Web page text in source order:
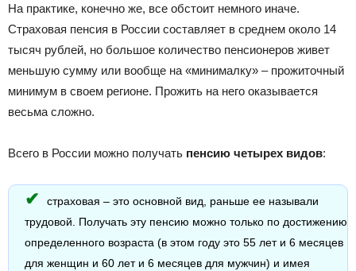
На практике, конечно же, все обстоит немного иначе.
Страховая пенсия в России составляет в среднем около 14
тысяч рублей, но большое количество пенсионеров живет
меньшую сумму или вообще на «минималку» – прожиточный
минимум в своем регионе. Прожить на него оказывается
весьма сложно.
Всего в России можно получать пенсию четырех видов:
страховая – это основной вид, раньше ее называли
трудовой. Получать эту пенсию можно только по достижению
определенного возраста (в этом году это 55 лет и 6 месяцев
для женщин и 60 лет и 6 месяцев для мужчин) и имея